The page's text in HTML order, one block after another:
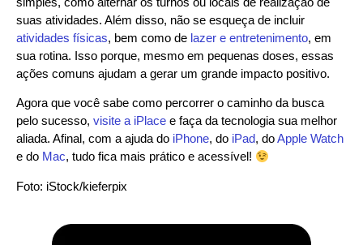
suas atividades. Além disso, não se esqueça de incluir
atividades físicas, bem como de lazer e entretenimento, em
sua rotina. Isso porque, mesmo em pequenas doses, essas
ações comuns ajudam a gerar um grande impacto positivo.
Agora que você sabe como percorrer o caminho da busca
pelo sucesso, visite a iPlace e faça da tecnologia sua melhor
aliada. Afinal, com a ajuda do iPhone, do iPad, doApple Watch
e do Mac, tudo fica mais prático e acessível!
Foto: iStock/kieferpix